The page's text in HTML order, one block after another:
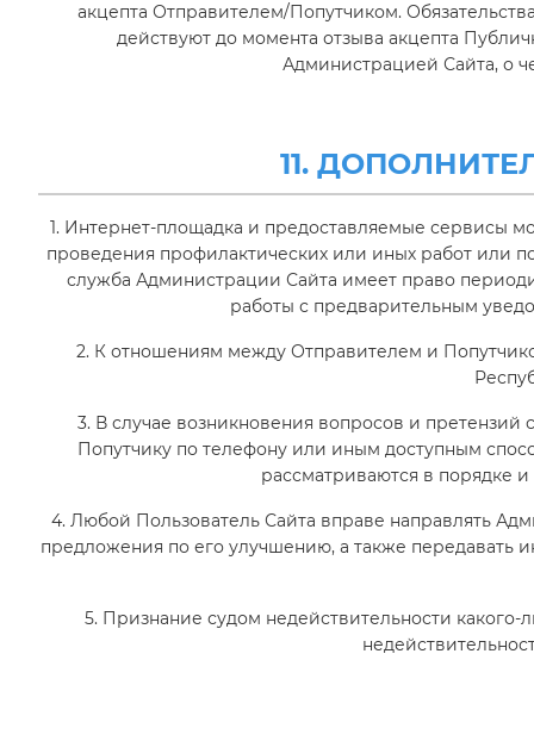
акцепта Отправителем/Попутчиком.
действуют до момента отзыва акцепта
Администрацией Сайта, о
11.
1. Интернет-площадка и предоставляемые сервисы
проведения профилактических или иных работ или
служба Администрации Сайта имеет право
работы с предварительным
2. К отношениям между Отправителем и
3. В случае возникновения вопросов и
Попутчику по телефону или иным доступным
рассматриваются в порядке и
4. Любой Пользователь Сайта вправе направлять
предложения по его улучшению, а также передавать
5. Признание судом недействительности